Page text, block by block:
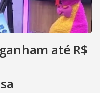
até R$